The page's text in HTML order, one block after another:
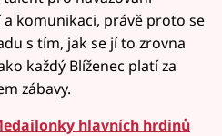
komunikaci, právě proto se
s tím, jak se jí to zrovna
každý Blíženec platí za
zábavy.
hlavních hrdinů